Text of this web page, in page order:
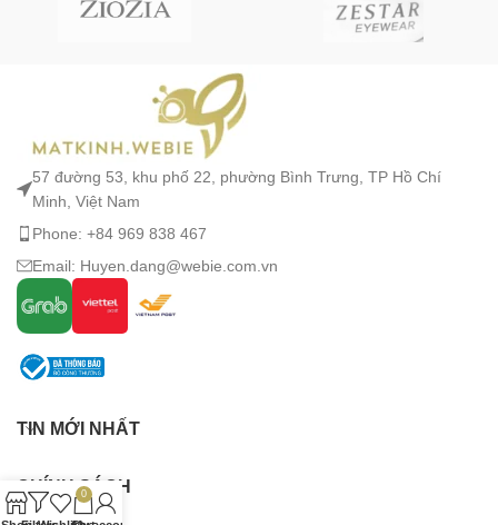
57 đường 53, khu phố 22, phường Bình Trưng, TP Hồ Chí
Minh, Việt Nam
Phone: +84 969 838 467
Email: Huyen.dang@webie.com.vn
TIN MỚI NHẤT
CHÍNH SÁCH
0